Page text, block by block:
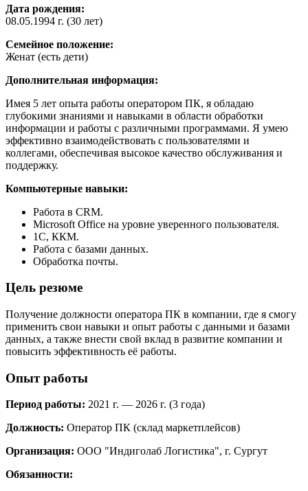
Дата рождения:
08.05.1994 г. (30 лет)
Семейное положение:
Женат (есть дети)
Дополнительная информация:
Имея 5 лет опыта работы оператором ПК, я обладаю
глубокими знаниями и навыками в области обработки
информации и работы с различными программами. Я умею
эффективно взаимодействовать с пользователями и
коллегами, обеспечивая высокое качество обслуживания и
поддержку.
Компьютерные навыки:
Работа в СRM.
Microsoft Office на уровне уверенного пользователя.
1С, ККМ.
Работа с базами данных.
Обработка почты.
Цель резюме
Получение должности оператора ПК в компании, где я смогу
применить свои навыки и опыт работы с данными и базами
данных, а также внести свой вклад в развитие компании и
повысить эффективность её работы.
Опыт работы
Период работы: 2021 г. — 2026 г. (3 года)
Должность: Оператор ПК (склад маркетплейсов)
Организация: ООО "Индиголаб Логистика", г. Сургут
Обязанности: